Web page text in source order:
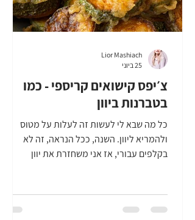
צ׳יפס קישואים קריספי - כמו
בטברנות ביוון
כל מה שבא לי לעשות זה לעלות על מטוס
ולהמריא ליוון. השנה, ככל הנראה, זה לא
בקלפים עבורי, אז אני משחזרת את יוון
טעימות שיש ליוון להציע. אחת מהמנות האלה,
צ׳יפס קישואים קריספי, היא מנה שמנשנשים
Lior Mashiach
25 ביוני